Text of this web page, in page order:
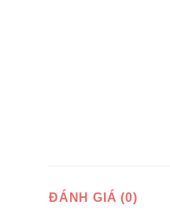
ĐÁNH GIÁ (0)